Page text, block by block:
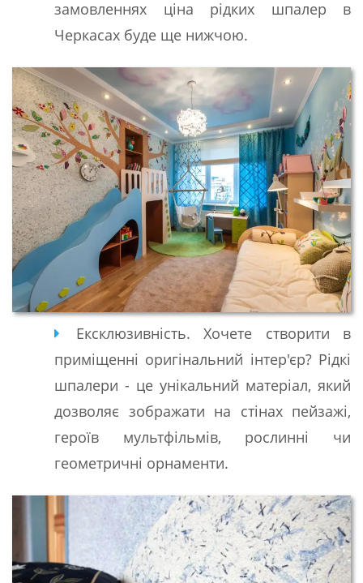
замовленнях ціна рідких шпалер в
Черкасах буде ще нижчою.
Ексклюзивність. Хочете створити в
приміщенні оригінальний інтер'єр? Рідкі
шпалери - це унікальний матеріал, який
дозволяє зображати на стінах пейзажі,
героїв мультфільмів, рослинні чи
геометричні орнаменти.